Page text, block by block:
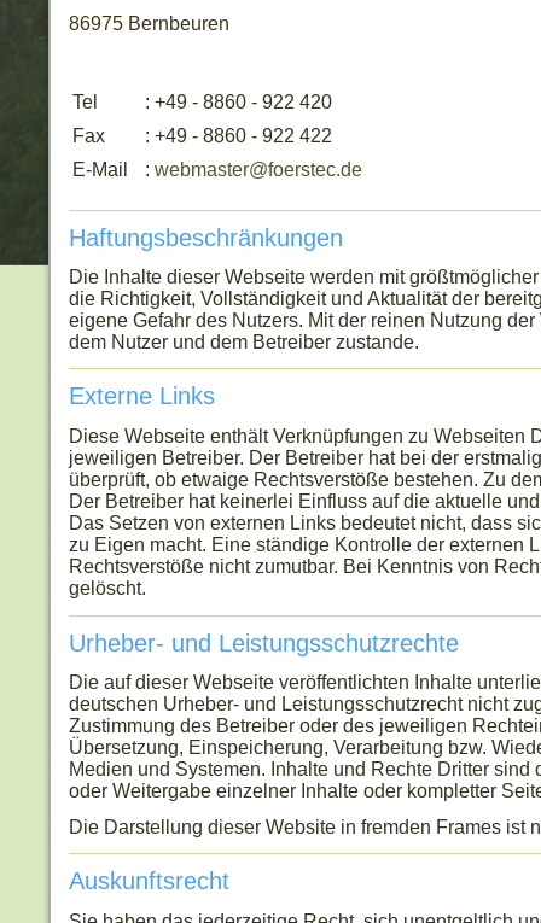
86975 Bernbeuren
Tel
: +49 - 8860 - 922 420
Fax
: +49 - 8860 - 922 422
E-Mail
: webmaster@foerstec.de
Haftungsbeschränkungen
Die Inhalte dieser Webseite werden mit
die Richtigkeit, Vollständigkeit und Aktualität der
eigene Gefahr des Nutzers. Mit der reinen Nutzung
dem Nutzer und dem Betreiber zustande.
Externe Links
Diese Webseite enthält Verknüpfungen zu Webseiten
jeweiligen Betreiber. Der Betreiber hat bei der
überprüft, ob etwaige Rechtsverstöße bestehen. Zu
Der Betreiber hat keinerlei Einfluss auf die aktuelle
Das Setzen von externen Links bedeutet nicht, dass
zu Eigen macht. Eine ständige Kontrolle der externen
Rechtsverstöße nicht zumutbar. Bei Kenntnis von
gelöscht.
Urheber- und Leistungsschutzrechte
Die auf dieser Webseite veröffentlichten Inhalte
deutschen Urheber- und Leistungsschutzrecht nicht
Zustimmung des Betreiber oder des jeweiligen
Übersetzung, Einspeicherung, Verarbeitung bzw.
Medien und Systemen. Inhalte und Rechte Dritter
oder Weitergabe einzelner Inhalte oder kompletter
Die Darstellung dieser Website in fremden Frames ist
Auskunftsrecht